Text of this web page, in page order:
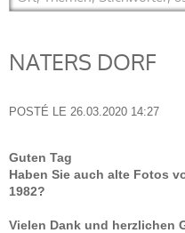
NATERS DORF
POSTÉ LE 26.03.2020 14:27
Guten Tag
Haben Sie auch alte Fotos
1982?
Vielen Dank und herzlichen